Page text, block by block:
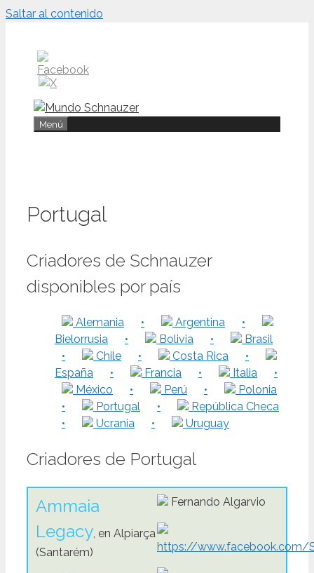
Saltar al contenido
Menú
Portugal
Criadores de Schnauzer
disponibles por país
Alemania • Argentina
•
Bielorrusia
• Bolivia •
Brasil
•
Chile • Costa Rica
•
España
• Francia • Italia
•
México
• Perú •
Polonia
•
Portugal •
República Checa
•
Ucrania • Uruguay
Criadores de Portugal
Ammaia
Legacy, en Alpiarça
(Santarém)
Fernando Algarvio
https://www.facebook.com/